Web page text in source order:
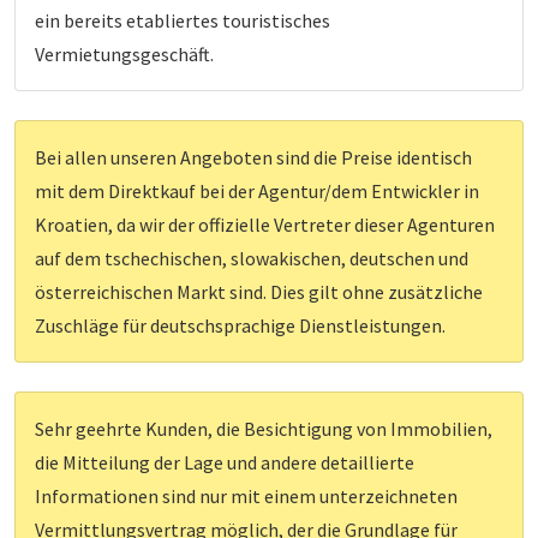
ein bereits etabliertes touristisches
Vermietungsgeschäft.
Bei allen unseren Angeboten sind die Preise identisch
mit dem Direktkauf bei der Agentur/dem Entwickler in
Kroatien, da wir der offizielle Vertreter dieser Agenturen
auf dem tschechischen, slowakischen, deutschen und
österreichischen Markt sind. Dies gilt ohne zusätzliche
Zuschläge für deutschsprachige Dienstleistungen.
Sehr geehrte Kunden, die Besichtigung von Immobilien,
die Mitteilung der Lage und andere detaillierte
Informationen sind nur mit einem unterzeichneten
Vermittlungsvertrag möglich, der die Grundlage für